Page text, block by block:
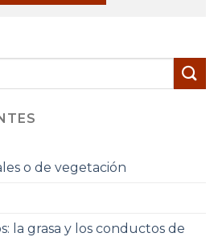
o de vegetación
la grasa y los conductos de